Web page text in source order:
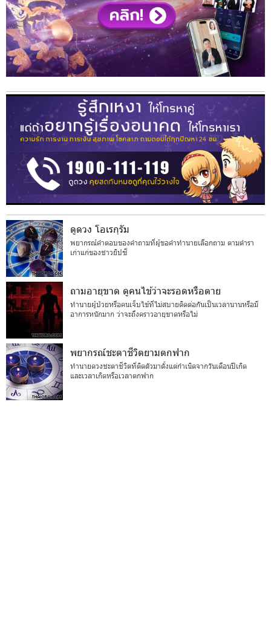
ดูดวง โอเรกุรัม
พยากรณ์คำตอบของคำถามที่ผู้ขอคำทำนายเลือกถาม ตามตำรา
เก่าแก่ของชาวยิปซี
ถามอายุขาด ดูคนไข้ว่าจะรอดหรือตาย
ทำนายผู้ป่วยหรือคนเจ็บไข้ที่ไม่สบายติดต่อกันเป็นเวลานานหรือมี
อาการหนักมาก ว่าจะถึงคราวอายุขาดหรือไม่
พยากรณ์ชะตาชีวิตยามตกฟาก
ทำนายดวงชะตาชีวิตที่ติดตัวมาตั้งแต่กำเนิดจากวันเดือนปีเกิด
และเวลาเกิดหรือเวลาตกฟาก